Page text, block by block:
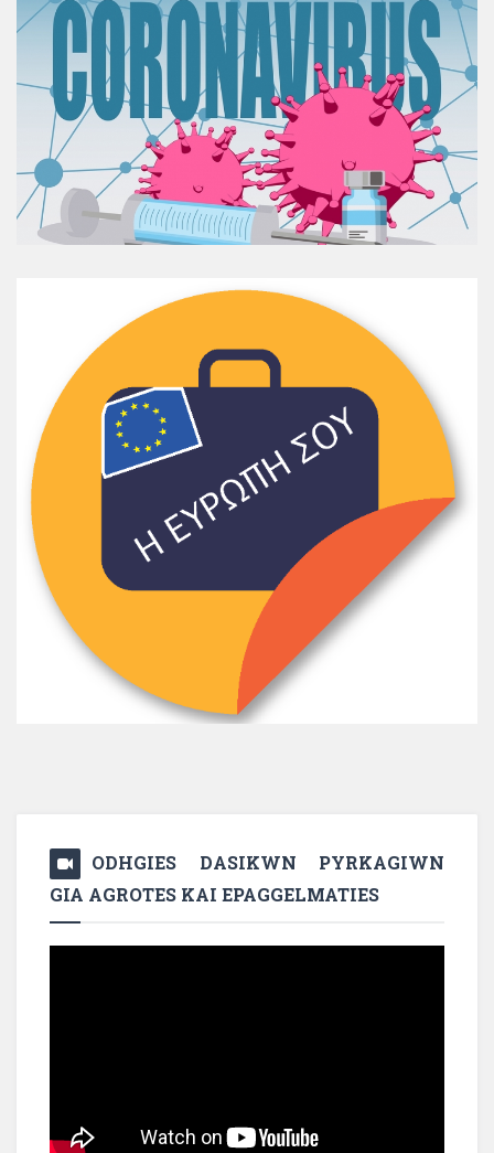
ODHGIES DASIKWN PYRKAGIWN
GIA AGROTES KAI EPAGGELMATIES